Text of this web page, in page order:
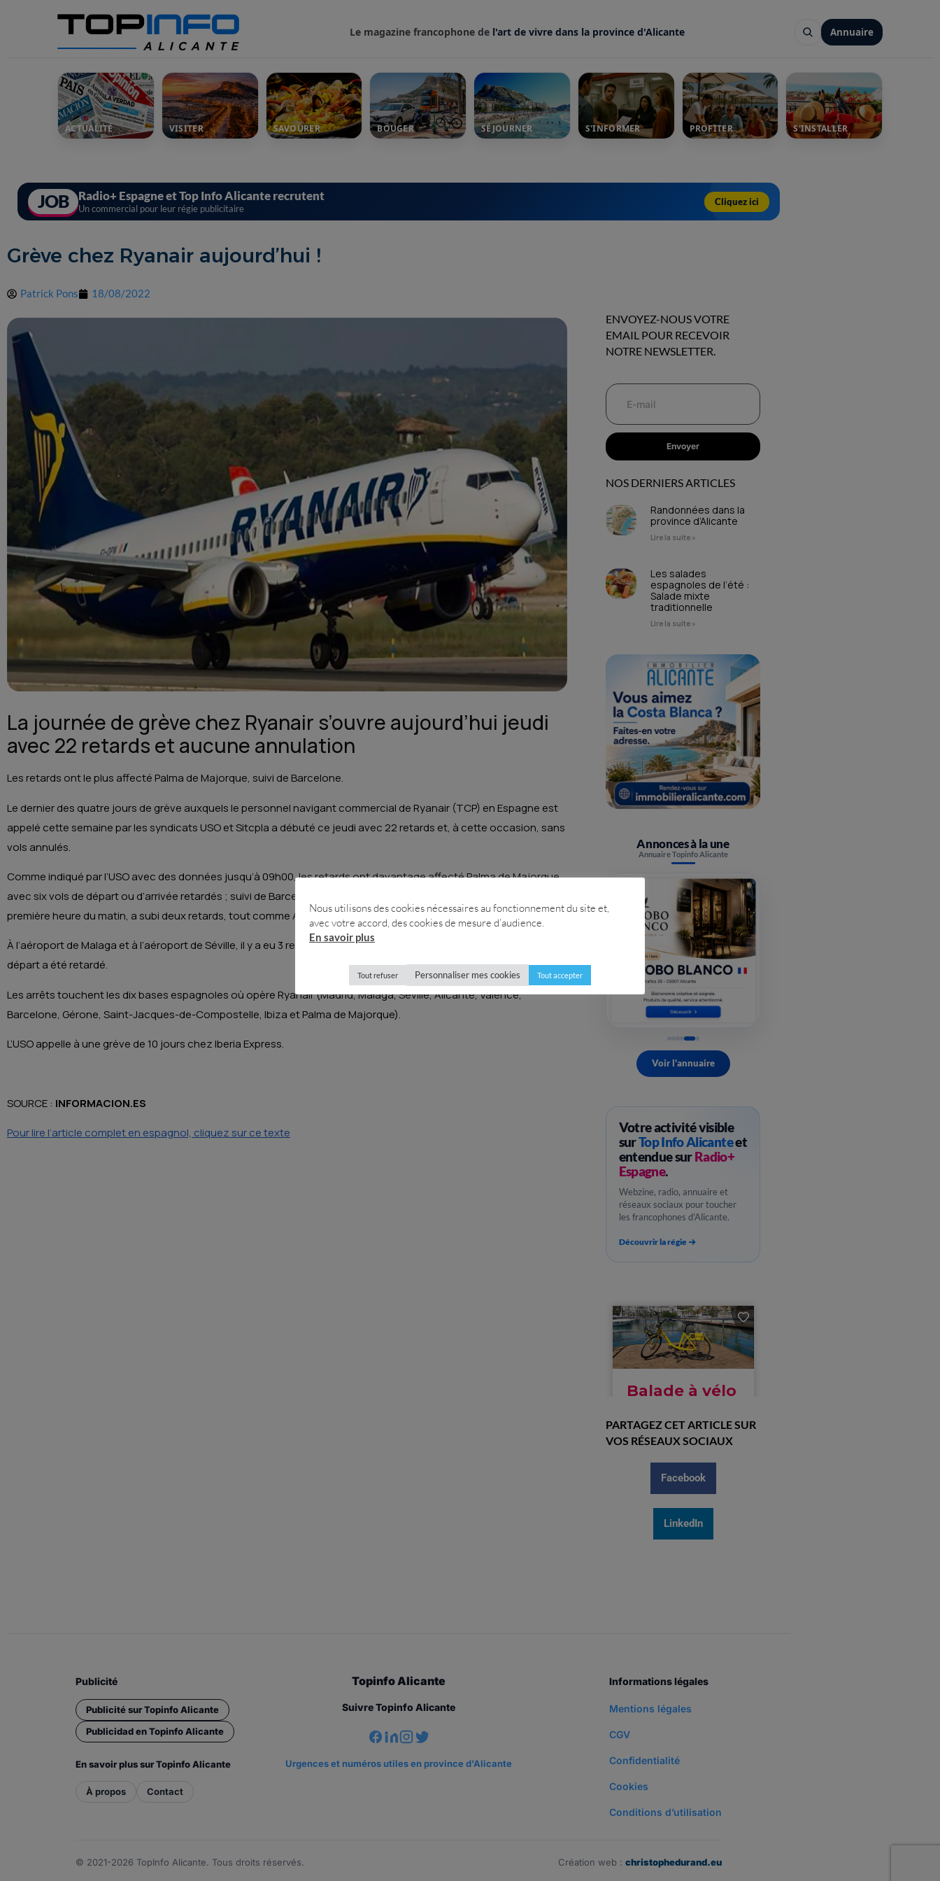
Le magazine francophone de l'art de vivre dans la province d'Alicante Annuaire
ACTUALITÉ VISITER SAVOURER BOUGER SÉJOURNER S'INFORMER PROFITER S'INSTALLER
JOB Radio+ Espagne et Top Info Alicante recrutent
Un commercial pour leur régie publicitaire
Cliquez ici
Grève chez Ryanair aujourd’hui !
Patrick Pons 18/08/2022
La journée de grève chez Ryanair s’ouvre aujourd’hui jeudi
avec 22 retards et aucune annulation
Les retards ont le plus affecté Palma de Majorque, suivi de Barcelone.
Le dernier des quatre jours de grève auxquels le personnel navigant commercial de Ryanair (TCP) en Espagne est
appelé cette semaine par les syndicats USO et Sitcpla a débuté ce jeudi avec 22 retards et, à cette occasion, sans
vols annulés.
Comme indiqué par l’USO avec des données jusqu’à 09h00, les retards ont davantage affecté Palma de Majorque,
avec six vols de départ ou d’arrivée retardés ; suivi de Barcelone, avec cinq vols retardés ; tandis que Madrid, à la
première heure du matin, a subi deux retards, tout comme Alicante.
À l’aéroport de Malaga et à l’aéroport de Séville, il y a eu 3 retards ; tandis qu’à l’aéroport de Valence, un vol de
départ a été retardé.
Les arrêts touchent les dix bases espagnoles où opère Ryanair (Madrid, Malaga, Séville, Alicante, Valence,
Barcelone, Gérone, Saint-Jacques-de-Compostelle, Ibiza et Palma de Majorque).
L’USO appelle à une grève de 10 jours chez Iberia Express.
SOURCE : INFORMACION.ES
Pour lire l’article complet en espagnol, cliquez sur ce texte
ENVOYEZ-NOUS VOTRE
EMAIL POUR RECEVOIR
NOTRE NEWSLETTER.
Envoyer
NOS DERNIERS ARTICLES
Randonnées dans la
province d’Alicante
Lire la suite »
Les salades
espagnoles de l’été :
Salade mixte
traditionnelle
Lire la suite »
Annonces à la une
Annuaire Topinfo Alicante
Voir l'annuaire
Votre activité visible
surTop Info Alicanteet
entendue surRadio+
Espagne.
Webzine, radio, annuaire et
réseaux sociaux pour toucher
les francophones d'Alicante.
Découvrir la régie
PARTAGEZ CET ARTICLE SUR
VOS RÉSEAUX SOCIAUX
Facebook
LinkedIn
Publicité
Publicité sur Topinfo Alicante
Publicidad en Topinfo Alicante
En savoir plus sur Topinfo Alicante
À propos Contact
Topinfo Alicante
Suivre Topinfo Alicante
Urgences et numéros utiles en province d'Alicante
Informations légales
Mentions légales
CGV
Confidentialité
Cookies
Conditions d’utilisation
© 2021-2026 TopInfo Alicante. Tous droits réservés. Création web : christophedurand.eu
Nous utilisons des cookies nécessaires au fonctionnement du site et,
avec votre accord, des cookies de mesure d’audience.
En savoir plus
Tout refuser Personnaliser mes cookies Tout accepter